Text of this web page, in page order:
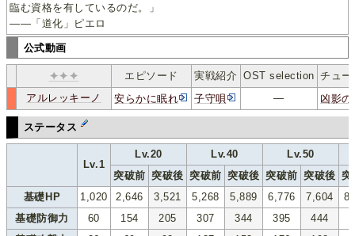
臨む資格を有しているのだ。」
——「道化」ピエロ
公式動画
✦✦✦ エピソード 実戦紹介 OST selection チュー
アルレッキーノ 安らかに眠れ 子守唄 ― 凶影の
ステータス
Lv.1
Lv.20 Lv.40
Lv.50
突破前 突破後 突破前 突破後 突破前 突破後 突
基礎HP
1,020 2,646 3,521 5,268 5,889 6,776 7,604
基礎防御力
60 154 205 307 344 395 444